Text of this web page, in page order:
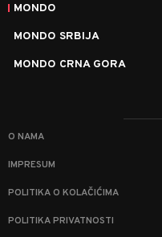
MONDO
MONDO SRBIJA
MONDO CRNA GORA
O NAMA
IMPRESUM
POLITIKA O KOLAČIĆIMA
POLITIKA PRIVATNOSTI